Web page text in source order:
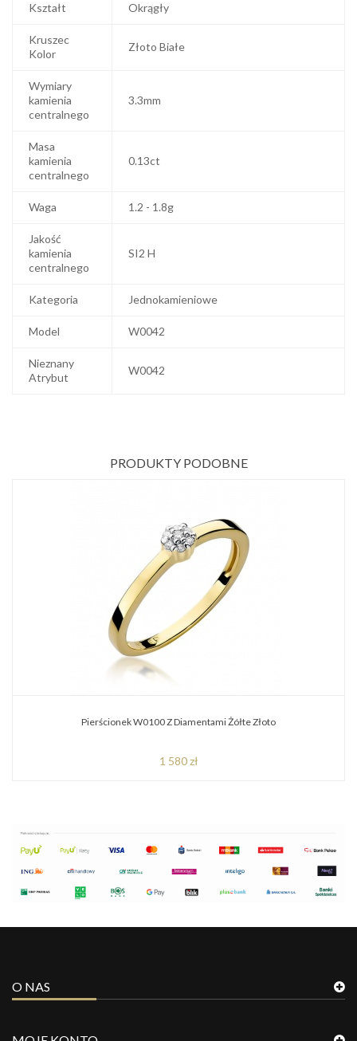
Kształt Okrągły
Kruszec
Kolor
Złoto Białe
Wymiary
kamienia
centralnego
3.3mm
Masa
kamienia
centralnego
0.13ct
Waga 1.2 - 1.8g
Jakość
kamienia
centralnego
SI2 H
Kategoria Jednokamieniowe
Model W0042
Nieznany
Atrybut
W0042
PRODUKTY PODOBNE
Pierścionek W0100 Z Diamentami Żółte Złoto
1 580 zł
O NAS